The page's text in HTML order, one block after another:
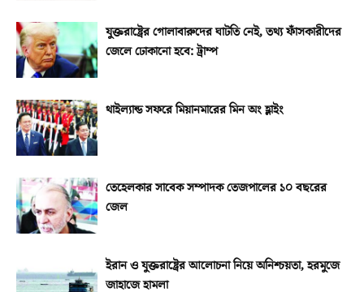
যুক্তরাষ্ট্রের গোলাবারুদের ঘাটতি নেই, তথ্য ফাঁসকারীদের
জেলে ঢোকানো হবে: ট্রাম্প
থাইল্যান্ড সফরে মিয়ানমারের মিন অং হ্লাইং
তেহেলকার সাবেক সম্পাদক তেজপালের ১০ বছরের
জেল
ইরান ও যুক্তরাষ্ট্রের আলোচনা নিয়ে অনিশ্চয়তা, হরমুজে
জাহাজে হামলা